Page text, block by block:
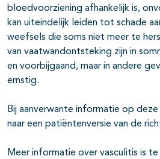
bloedvoorziening afhankelijk is,
kan uiteindelijk leiden tot schade
weefsels die soms niet meer te
van vaatwandontsteking zijn in
en voorbijgaand, maar in andere
ernstig.
Bij aanverwante informatie op
naar een patiëntenversie van de
Meer informatie over vasculitis is